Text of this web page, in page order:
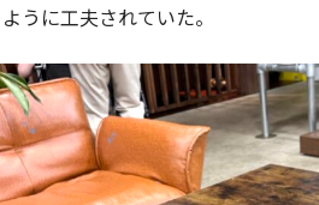
うに工夫されていた。